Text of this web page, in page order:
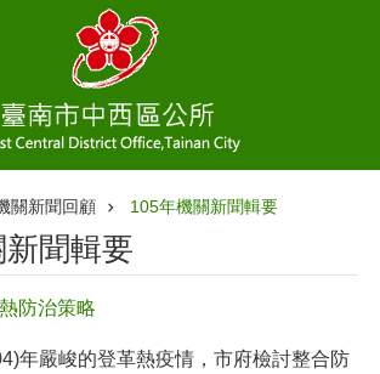
關新聞回顧 105年機關新聞輯要
聞輯要
防治策略
年嚴峻的登革熱疫情，市府檢討整合防